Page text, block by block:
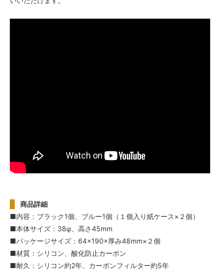
商品詳細
■内容：ブラック1個、ブルー1個（１個入り紙ケース×２個）
■本体サイズ：38φ、高さ45mm
■パッケージサイズ：64×190×厚み48mm×２個
■材質：シリコン、酸化防止カーボン
■耐久：シリコン約2年、カーボンフィルター約5年